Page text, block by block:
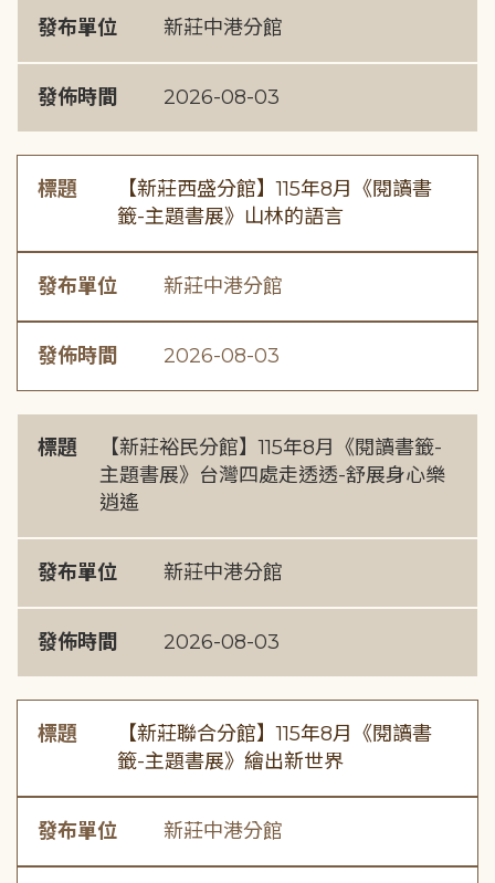
發布單位 新莊中港分館
發佈時間 2026-08-03
標題
【新莊西盛分館】115年8月《閱讀書
籤-主題書展》山林的語言
發布單位 新莊中港分館
發佈時間 2026-08-03
標題
【新莊裕民分館】115年8月《閱讀書籤-
主題書展》台灣四處走透透-舒展身心樂
逍遙
發布單位 新莊中港分館
發佈時間 2026-08-03
標題
【新莊聯合分館】115年8月《閱讀書
籤-主題書展》繪出新世界
發布單位 新莊中港分館